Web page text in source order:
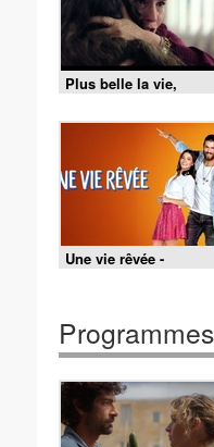
Plus belle la vie,
encore plus belle du
lundi 3 août 2026 -
Une vie rêvée -
Épisode 28